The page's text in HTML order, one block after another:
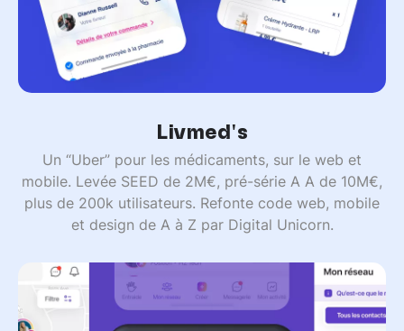
Livmed's
Un “Uber” pour les médicaments, sur le web et
mobile. Levée SEED de 2M€, pré-série A A de 10M€,
plus de 200k utilisateurs. Refonte code web, mobile
et design de A à Z par Digital Unicorn.